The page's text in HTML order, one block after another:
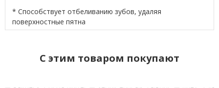
* Способствует отбеливанию зубов, удаляя
поверхностные пятна
C этим товаром покупают